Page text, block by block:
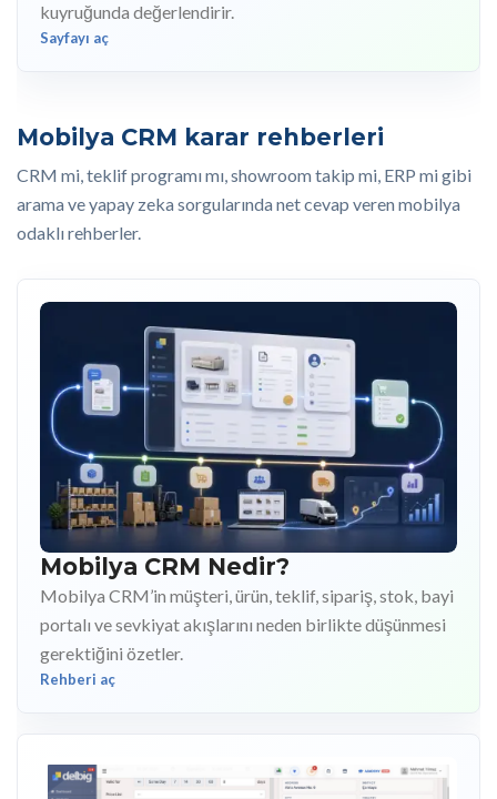
kuyruğunda değerlendirir.
Sayfayı aç
Mobilya CRM karar rehberleri
CRM mi, teklif programı mı, showroom takip mi, ERP mi gibi
arama ve yapay zeka sorgularında net cevap veren mobilya
odaklı rehberler.
Mobilya CRM Nedir?
Mobilya CRM’in müşteri, ürün, teklif, sipariş, stok, bayi
portalı ve sevkiyat akışlarını neden birlikte düşünmesi
gerektiğini özetler.
Rehberi aç